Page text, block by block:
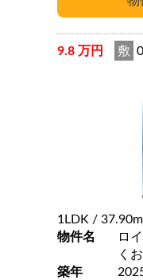
9.8 万円 敷
1LDK / 37.90m
物件名
ロ
く
築年